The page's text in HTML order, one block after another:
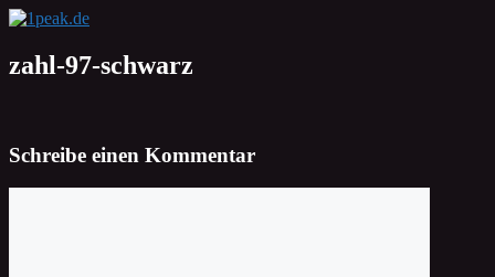
Zum
springen
zahl-97-schwarz
Schreibe einen Kommentar